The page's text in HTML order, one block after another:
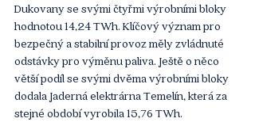
Dukovany se svými čtyřmi výrobními bloky
hodnotou 14,24 TWh. Klíčový význam pro
bezpečný a stabilní provoz měly zvládnuté
odstávky pro výměnu paliva. Ještě o něco
větší podíl se svými dvěma výrobními bloky
dodala Jaderná elektrárna Temelín, která za
stejné období vyrobila 15,76 TWh.